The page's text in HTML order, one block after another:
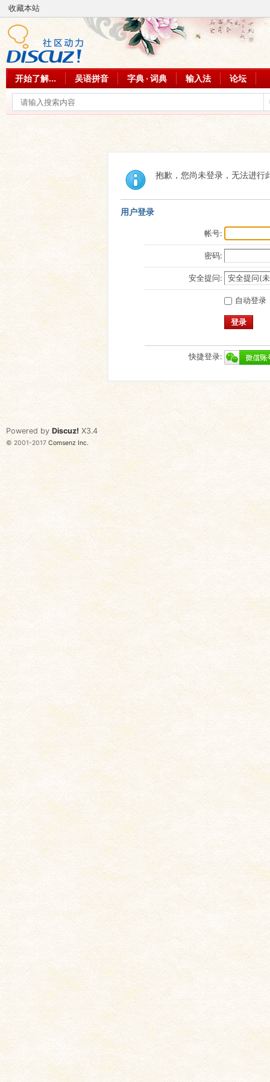
收藏本站
开始了解... 吴语拼音 字典 · 词典 输入法 论坛
抱歉，您尚未登录，无法进行
用户登录
帐号:
密码:
安全提问:
自动登录
登录
快捷登录:
Powered by Discuz! X3.4
© 2001-2017 Comsenz Inc.